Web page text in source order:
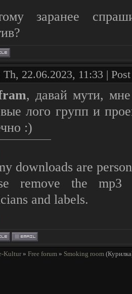
заранее
Th, 22.06.2023, 11:33 |
, давай мути,
лого групп и
:)
downloads are
remove the
and labels.
Kultur» Free forum » Smoking room